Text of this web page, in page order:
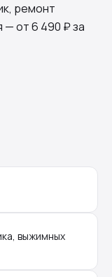
ремонт
от 6 490 ₽ за
выжимных